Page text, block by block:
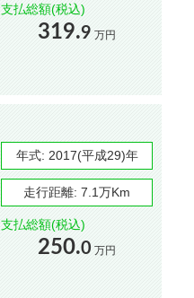
支払総額(税込)
319.9 万円
年式: 2017(平成29)年
走行距離: 7.1万Km
支払総額(税込)
250.0 万円